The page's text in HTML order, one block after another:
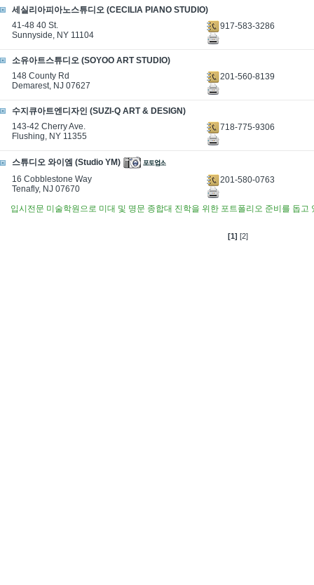
세실리아피아노스튜디오 (CECILIA PIANO STUDIO)
41-48 40 St.
Sunnyside, NY 11104
917-583-3286
소유아트스튜디오 (SOYOO ART STUDIO)
148 County Rd
Demarest, NJ 07627
201-560-8139
수지큐아트엔디자인 (SUZI-Q ART & DESIGN)
143-42 Cherry Ave.
Flushing, NY 11355
718-775-9306
스튜디오 와이엠 (Studio YM)
16 Cobblestone Way
Tenafly, NJ 07670
201-580-0763
입시전문 미술학원으로 미대 및 명문 종합대 진학을 위한 포트폴리오 준비를 돕고
[1] [2]